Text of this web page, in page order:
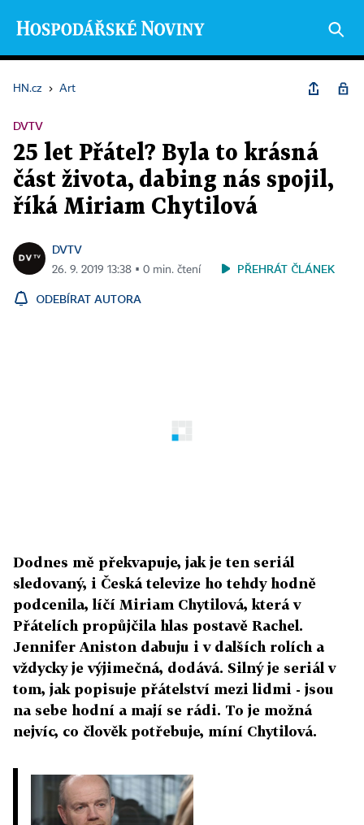
HN.cz › Art
DVTV
25 let Přátel? Byla to krásná
část života, dabing nás spojil,
říká Miriam Chytilová
DVTV
26. 9. 2019 13:38 ▪ 0 min. čtení PŘEHRÁT ČLÁNEK
ODEBÍRAT AUTORA
Dodnes mě překvapuje, jak je ten seriál
sledovaný, i Česká televize ho tehdy hodně
podcenila, líčí Miriam Chytilová, která v
Přátelích propůjčila hlas postavě Rachel.
Jennifer Aniston dabuju i v dalších rolích a
vždycky je výjimečná, dodává. Silný je seriál v
tom, jak popisuje přátelství mezi lidmi - jsou
na sebe hodní a mají se rádi. To je možná
nejvíc, co člověk potřebuje, míní Chytilová.